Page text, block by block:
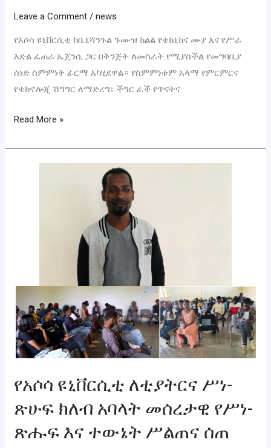
Leave a Comment /news
የአሶሳ ዩኒቨርሲቲ ከቤኒሻንጉል ጉሙዝ ክልል የቴክኒክና ሙያ እና የሥራ
እድል ፈጠራ ኤጀንሲ ጋር በቅንጅት ለመስራት የሚያስችል የመግባቢያ
ሰነድ ስምምነት ፊርማ አካሂደዋል። የስምምነቱም አላማ የምርምርና
የቴክኖሎጂ ሽግግር ለማድረግ፣ ችግር ፈች የጥናትና
Read More »
የአሶሳ ዩኒቨርሲቲ ለቲያትርና ሥነ-
ጽሁፍ ክለብ አባላት መሰረታዊ የሥነ-
ጽሑፍ እና ተውኔት ሥልጠና ሰጠ
መሰረታዊ
ጽሑፍ
እና
ተውኔት
ሰጠ